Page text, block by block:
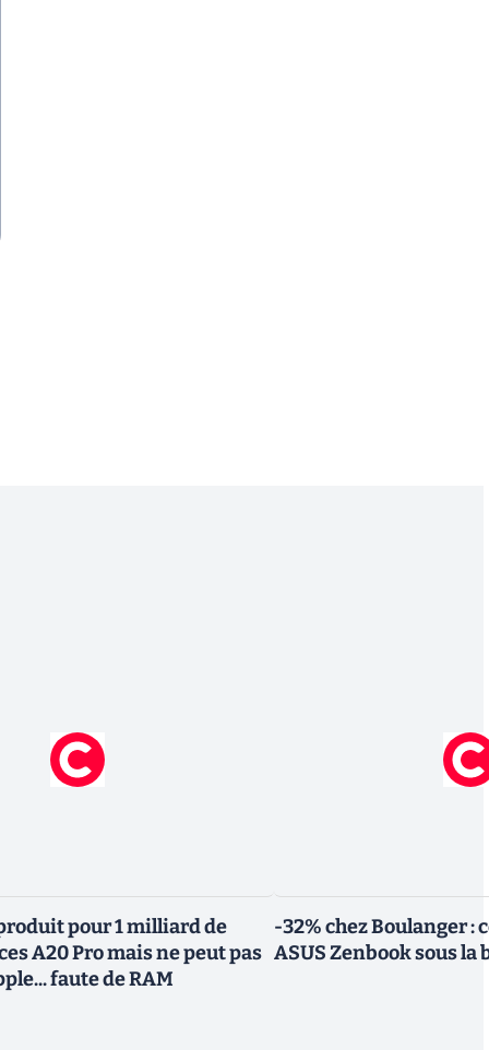
pour 1 milliard de
A20 Pro mais ne peut pas
faute de RAM
-32% chez Boulanger :
ASUS Zenbook sous la